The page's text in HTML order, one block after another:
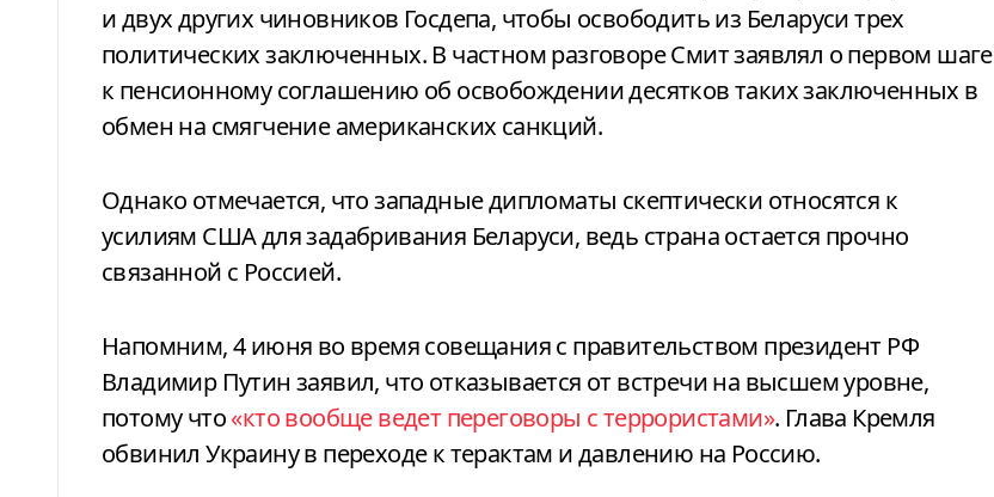
и двух других чиновников Госдепа, чтобы освободить из Беларуси трех
политических заключенных. В частном разговоре Смит заявлял о первом шаге
к пенсионному соглашению об освобождении десятков таких заключенных в
обмен на смягчение американских санкций.
Однако отмечается, что западные дипломаты скептически относятся к
усилиям США для задабривания Беларуси, ведь страна остается прочно
связанной с Россией.
Напомним, 4 июня во время совещания с правительством президент РФ
Владимир Путин заявил, что отказывается от встречи на высшем уровне,
потому что«кто вообще ведет переговоры с террористами». Глава Кремля
обвинил Украину в переходе к терактам и давлению на Россию.